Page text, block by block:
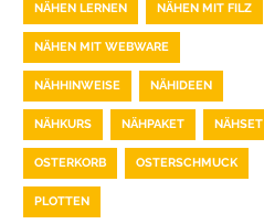
NÄHEN LERNEN NÄHEN MIT FILZ
NÄHEN MIT WEBWARE
NÄHHINWEISE NÄHIDEEN
NÄHKURS NÄHPAKET NÄHSET
OSTERKORB OSTERSCHMUCK
PLOTTEN